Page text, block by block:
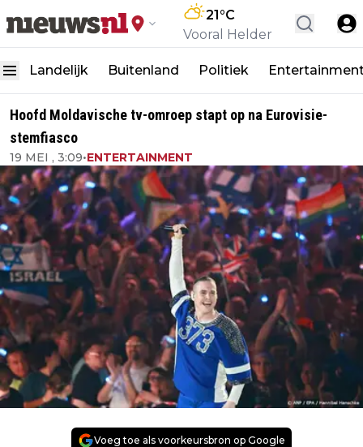
21°C
Vooral Helder
Landelijk Buitenland Politiek
Hoofd Moldavische tv-omroep stapt op na Eurovisie-
stemfiasco
19 MEI , 3:09•ENTERTAINMENT
Voeg toe als voorkeursbron op Google